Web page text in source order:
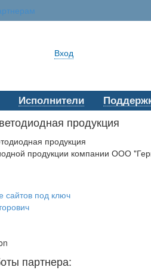
Вход
Исполнители
продукция
продукции компании ООО
сайтов под ключ
партнера: